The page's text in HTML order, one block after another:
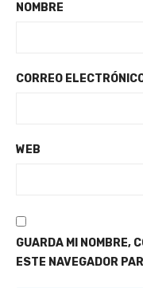
NOMBRE
CORREO
WEB
GUARDA MI NOMBRE,
ESTE NAVEGADOR